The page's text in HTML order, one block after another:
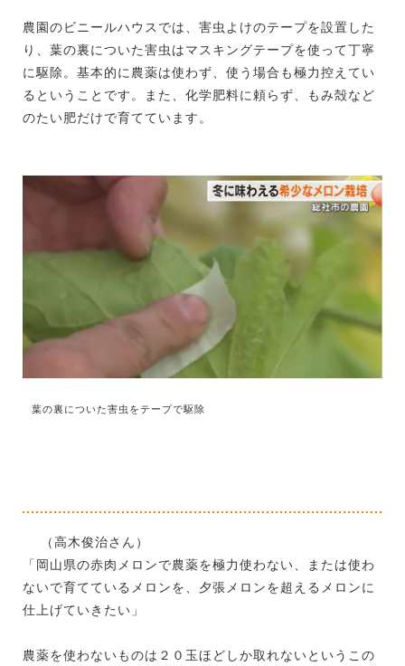
農園のビニールハウスでは、害虫よけのテープを設置した
り、葉の裏についた害虫はマスキングテープを使って丁寧
に駆除。基本的に農薬は使わず、使う場合も極力控えてい
るということです。また、化学肥料に頼らず、もみ殻など
のたい肥だけで育てています。
葉の裏についた害虫をテープで駆除
（高木俊治さん）
「岡山県の赤肉メロンで農薬を極力使わない、または使わ
ないで育てているメロンを、夕張メロンを超えるメロンに
仕上げていきたい」
農薬を使わないものは２０玉ほどしか取れないというこの